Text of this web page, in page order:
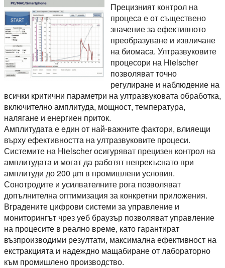
Прецизният контрол на
процеса е от съществено
значение за ефективното
преобразуване и извличане
на биомаса. Ултразвуковите
процесори на Hielscher
позволяват точно
регулиране и наблюдение на
всички критични параметри на ултразвуковата обработка,
включително амплитуда, мощност, температура,
налягане и енергиен приток.
Амплитудата е един от най-важните фактори, влияещи
върху ефективността на ултразвуковите процеси.
Системите на Hielscher осигуряват прецизен контрол на
амплитудата и могат да работят непрекъснато при
амплитуди до 200 µm в промишлени условия.
Сонотродите и усилвателните рога позволяват
допълнителна оптимизация за конкретни приложения.
Вградените цифрови системи за управление и
мониторингът чрез уеб браузър позволяват управление
на процесите в реално време, като гарантират
възпроизводими резултати, максимална ефективност на
екстракцията и надеждно мащабиране от лабораторно
към промишлено производство.